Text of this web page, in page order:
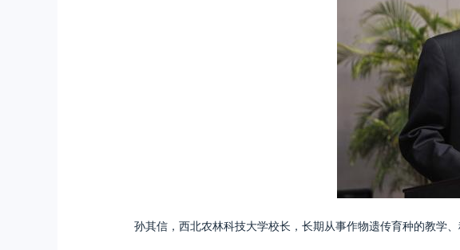
孙其信，西北农林科技大学校长，长期从事作物遗传育种的教学、